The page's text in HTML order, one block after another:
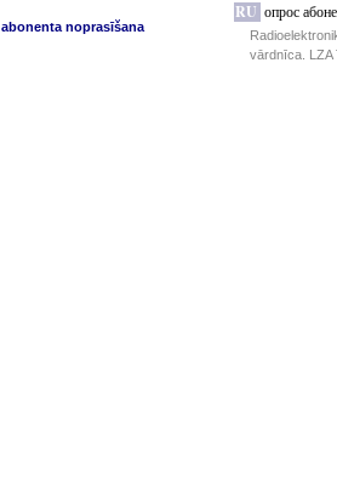
abonenta noprasīšana
RU опрос
vārdnīca. LZA